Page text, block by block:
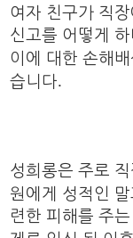
여자 친구가 직
신고를 어떻게 하
이에 대한 손해
습니다.
성희롱은 주로
원에게 성적인
련한 피해를 주